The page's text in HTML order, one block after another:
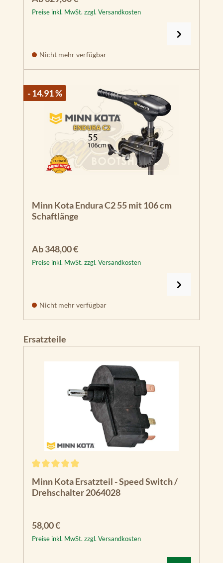
Preise inkl. MwSt. zzgl. Versandkosten
Nicht mehr verfügbar
- 14.91 %
Minn Kota Endura C2 55 mit 106 cm
Schaftlänge
Regulärer Preis:
Ab348,00 €
Preise inkl. MwSt. zzgl. Versandkosten
Nicht mehr verfügbar
Produktgalerie überspringen
Ersatzteile
Minn Kota Ersatzteil - Speed Switch /
Drehschalter 2064028
Regulärer Preis:
58,00 €
Preise inkl. MwSt. zzgl. Versandkosten